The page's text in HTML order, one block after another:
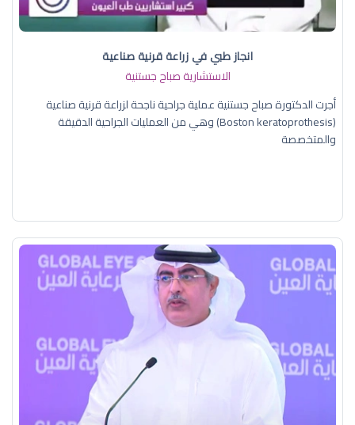
انجاز طبي في زراعة قرنية صناعية
الاستشارية صباح جستنية
أجرت الدكتورة صباح جستنية عملية جراحية ناجحة لزراعة قرنية صناعية
(Boston keratoprothesis) وهي من العمليات الجراحية الدقيقة
والمتخصصة